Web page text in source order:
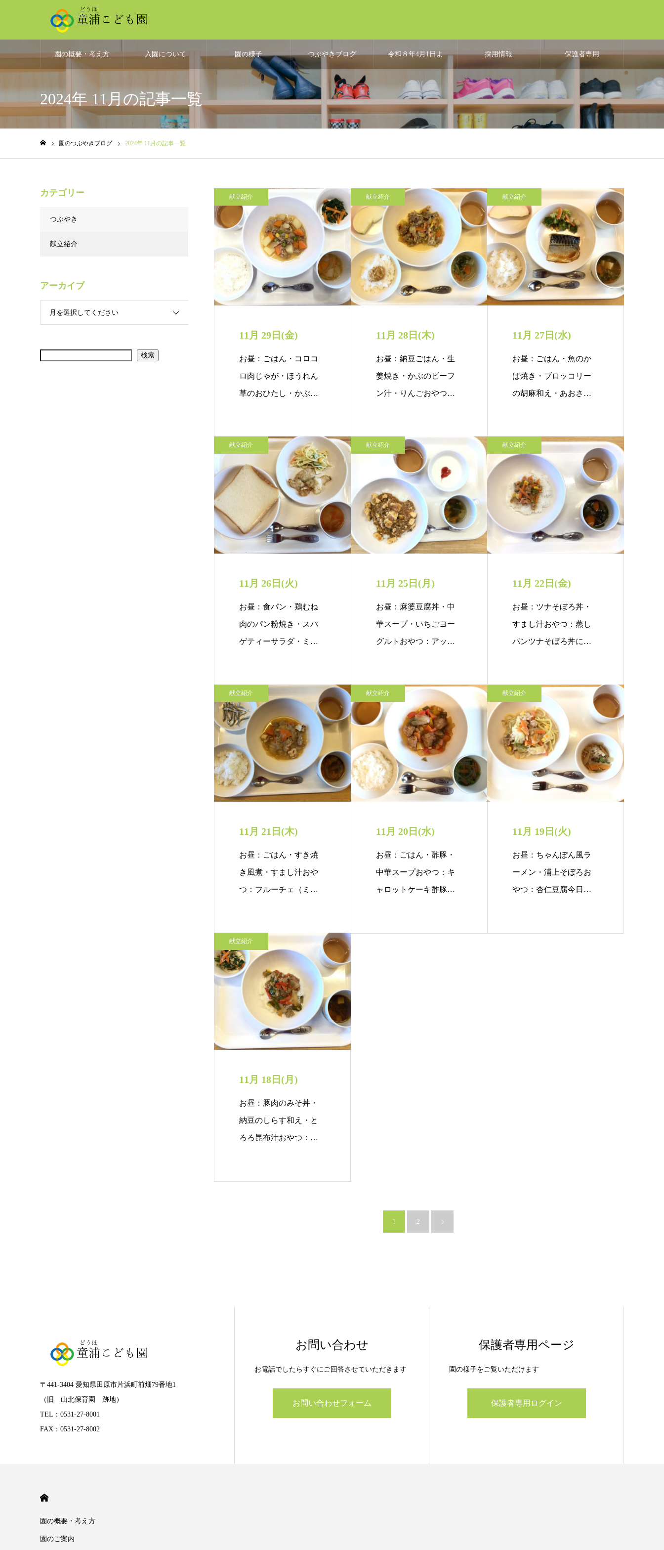
園の概要・考え方 入園について 園の様子 つぶやきブログ 令和８年4月1日よ
り、こども誰でも
通園制度開始
採用情報 保護者専用
2024年 11月の記事一覧
園のつぶやきブログ 2024年 11月の記事一覧
献立紹介
11月 29日(金)
お昼：ごはん・コロコ
ロ肉じゃが・ほうれん
草のおひたし・かぶの
献立紹介
11月 28日(木)
お昼：納豆ごはん・生
姜焼き・かぶのビーフ
ン汁・りんごおやつ：
献立紹介
11月 27日(水)
お昼：ごはん・魚のか
ば焼き・ブロッコリー
の胡麻和え・あおさの
献立紹介
11月 26日(火)
お昼：食パン・鶏むね
肉のパン粉焼き・スパ
ゲティーサラダ・ミネ
献立紹介
11月 25日(月)
お昼：麻婆豆腐丼・中
華スープ・いちごヨー
グルトおやつ：アップ
献立紹介
11月 22日(金)
お昼：ツナそぼろ丼・
すまし汁おやつ：蒸し
パンツナそぼろ丼に使
献立紹介
11月 21日(木)
お昼：ごはん・すき焼
き風煮・すまし汁おや
つ：フルーチェ（ミッ
献立紹介
11月 20日(水)
お昼：ごはん・酢豚・
中華スープおやつ：キ
ャロットケーキ酢豚は
献立紹介
11月 19日(火)
お昼：ちゃんぽん風ラ
ーメン・浦上そぼろお
やつ：杏仁豆腐今日は
献立紹介
11月 18日(月)
お昼：豚肉のみそ丼・
納豆のしらす和え・と
ろろ昆布汁おやつ：コ
1 2
カテゴリー
つぶやき
献立紹介
アーカイブ
月を選択してください
検索
〒441-3404 愛知県田原市片浜町前畑79番地1
（旧 山北保育園 跡地）
TEL：0531-27-8001
FAX：0531-27-8002
お問い合わせ
お電話でしたらすぐにご回答させていただきます
お問い合わせフォーム
保護者専用ページ
園の様子をご覧いただけます
保護者専用ログイン
園の概要・考え方
園のご案内